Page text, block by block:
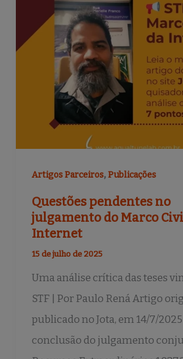
Artigos Parceiros,Publicações
Questões pendentes no
julgamento do Marco
Internet
15 de julho de 2025
Uma análise crítica das teses
STF | Por Paulo Rená Artigo
publicado no Jota, em 14/7/
conclusão do julgamento